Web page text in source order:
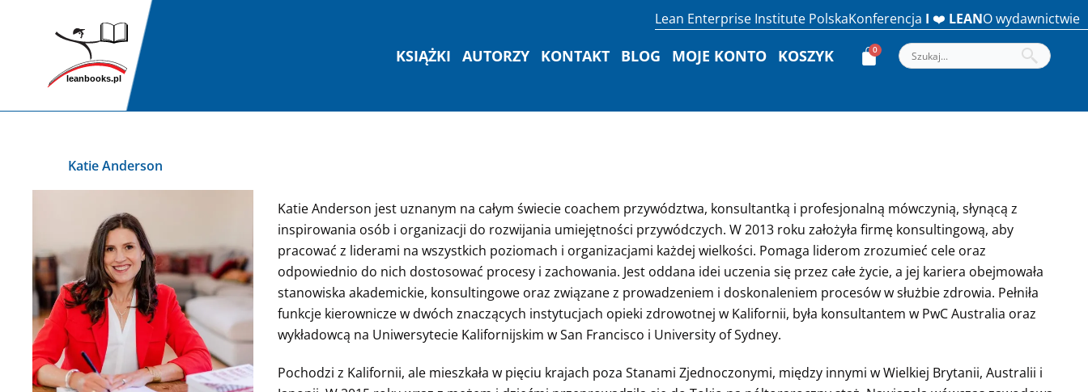
Lean Enterprise Institute PolskaKonferencja I ❤️ LEANO wydawnictwie
KSIĄŻKI AUTORZY KONTAKT BLOG MOJE KONTO KOSZYK
Katie Anderson
Katie Anderson jest uznanym na całym świecie coachem przywództwa, konsultantką i profesjonalną mówczynią, słynącą z
inspirowania osób i organizacji do rozwijania umiejętności przywódczych. W 2013 roku założyła firmę konsultingową, aby
pracować z liderami na wszystkich poziomach i organizacjami każdej wielkości. Pomaga liderom zrozumieć cele oraz
odpowiednio do nich dostosować procesy i zachowania. Jest oddana idei uczenia się przez całe życie, a jej kariera obejmowała
stanowiska akademickie, konsultingowe oraz związane z prowadzeniem i doskonaleniem procesów w służbie zdrowia. Pełniła
funkcje kierownicze w dwóch znaczących instytucjach opieki zdrowotnej w Kalifornii, była konsultantem w PwC Australia oraz
wykładowcą na Uniwersytecie Kalifornijskim w San Francisco i University of Sydney.
Pochodzi z Kalifornii, ale mieszkała w pięciu krajach poza Stanami Zjednoczonymi, między innymi w Wielkiej Brytanii, Australii i